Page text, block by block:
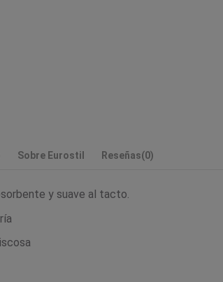
Sobre Eurostil Reseñas(0)
y suave al tacto.